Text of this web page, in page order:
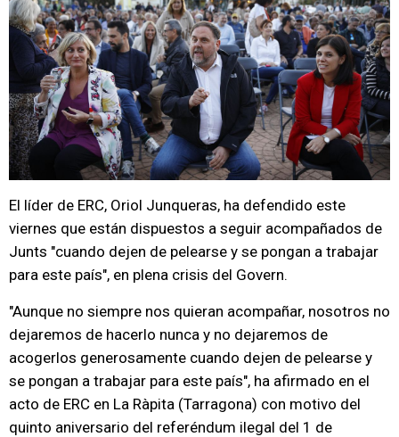
El líder de ERC, Oriol Junqueras, ha defendido este
viernes que están dispuestos a seguir acompañados de
Junts "cuando dejen de pelearse y se pongan a trabajar
para este país", en plena crisis del Govern.
"Aunque no siempre nos quieran acompañar, nosotros no
dejaremos de hacerlo nunca y no dejaremos de
acogerlos generosamente cuando dejen de pelearse y
se pongan a trabajar para este país", ha afirmado en el
acto de ERC en La Ràpita (Tarragona) con motivo del
quinto aniversario del referéndum ilegal del 1 de